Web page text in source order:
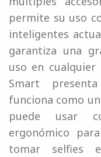
permite su uso
inteligentes
garantiza una
uso en
Smart
funciona como
puede usar
ergonómico
tomar selfies